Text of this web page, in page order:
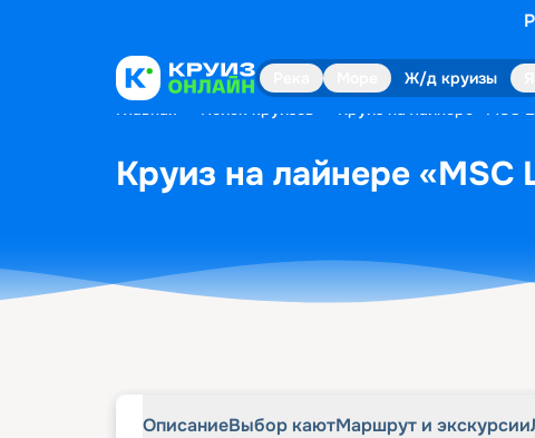
Ж/д круизы
Главная Поиск круизов Круиз на лайнере «MSC
Круиз на лайнере «MSC
ОписаниеВыбор каютМаршрут и экскурсии